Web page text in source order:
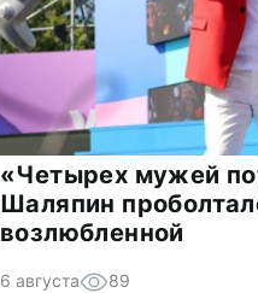
«Четырех мужей
Шаляпин
возлюбленной
6 августа 89